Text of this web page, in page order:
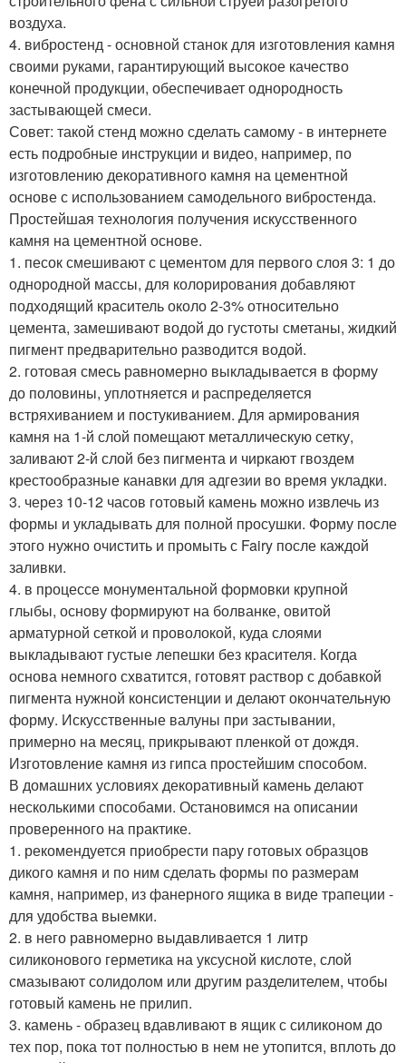
воздуха.
4. вибростенд - основной станок для изготовления камня
своими руками, гарантирующий высокое качество
конечной продукции, обеспечивает однородность
застывающей смеси.
Совет: такой стенд можно сделать самому - в интернете
есть подробные инструкции и видео, например, по
изготовлению декоративного камня на цементной
основе с использованием самодельного вибростенда.
Простейшая технология получения искусственного
камня на цементной основе.
1. песок смешивают с цементом для первого слоя 3: 1 до
однородной массы, для колорирования добавляют
подходящий краситель около 2-3% относительно
цемента, замешивают водой до густоты сметаны, жидкий
пигмент предварительно разводится водой.
2. готовая смесь равномерно выкладывается в форму
до половины, уплотняется и распределяется
встряхиванием и постукиванием. Для армирования
камня на 1-й слой помещают металлическую сетку,
заливают 2-й слой без пигмента и чиркают гвоздем
крестообразные канавки для адгезии во время укладки.
3. через 10-12 часов готовый камень можно извлечь из
формы и укладывать для полной просушки. Форму после
этого нужно очистить и промыть с Fairy после каждой
заливки.
4. в процессе монументальной формовки крупной
глыбы, основу формируют на болванке, овитой
арматурной сеткой и проволокой, куда слоями
выкладывают густые лепешки без красителя. Когда
основа немного схватится, готовят раствор с добавкой
пигмента нужной консистенции и делают окончательную
форму. Искусственные валуны при застывании,
примерно на месяц, прикрывают пленкой от дождя.
Изготовление камня из гипса простейшим способом.
В домашних условиях декоративный камень делают
несколькими способами. Остановимся на описании
проверенного на практике.
1. рекомендуется приобрести пару готовых образцов
дикого камня и по ним сделать формы по размерам
камня, например, из фанерного ящика в виде трапеции -
для удобства выемки.
2. в него равномерно выдавливается 1 литр
силиконового герметика на уксусной кислоте, слой
смазывают солидолом или другим разделителем, чтобы
готовый камень не прилип.
3. камень - образец вдавливают в ящик с силиконом до
тех пор, пока тот полностью в нем не утопится, вплоть до